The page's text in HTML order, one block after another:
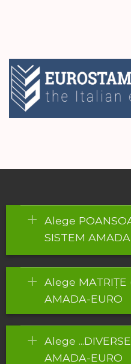
Alege
SISTEM
Alege MATRIȚE
AMADA-EURO
Alege
AMADA-EURO